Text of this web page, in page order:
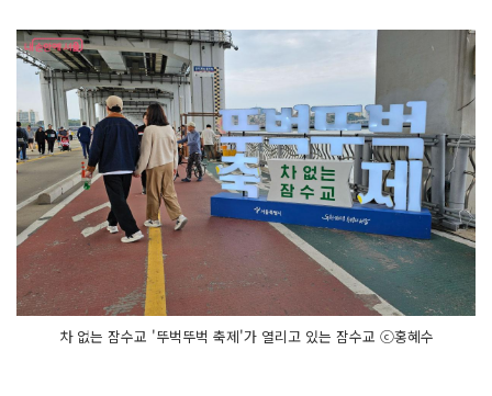
U
복
사
공 기
크
경
하
기
기
작
게
변
경
하
기
차 없는 잠수교 '뚜벅뚜벅 축제'가 열리고 있는 잠수교 ⓒ홍혜수